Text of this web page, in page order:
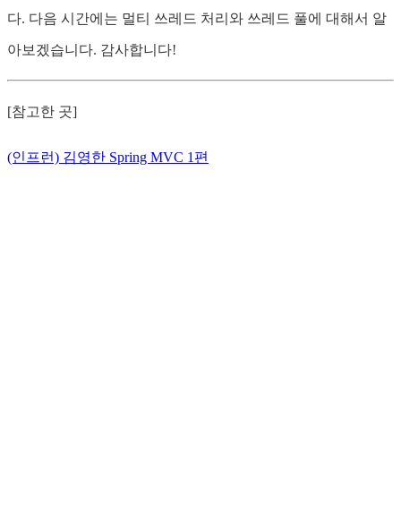
다. 다음 시간에는 멀티 쓰레드 처리와 쓰레드 풀에 대해서 알
아보겠습니다. 감사합니다!
[참고한 곳]
(인프런) 김영한 Spring MVC 1편